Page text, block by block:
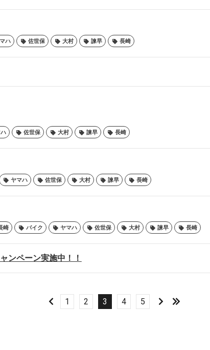
ハ 佐世保 大村 諫早 長崎
佐世保 大村 諫早 長崎
ヤマハ 佐世保 大村 諫早 長崎
崎 バイク ヤマハ 佐世保 大村 諫早 長崎
ンペーン実施中！！
1 2 3 4 5